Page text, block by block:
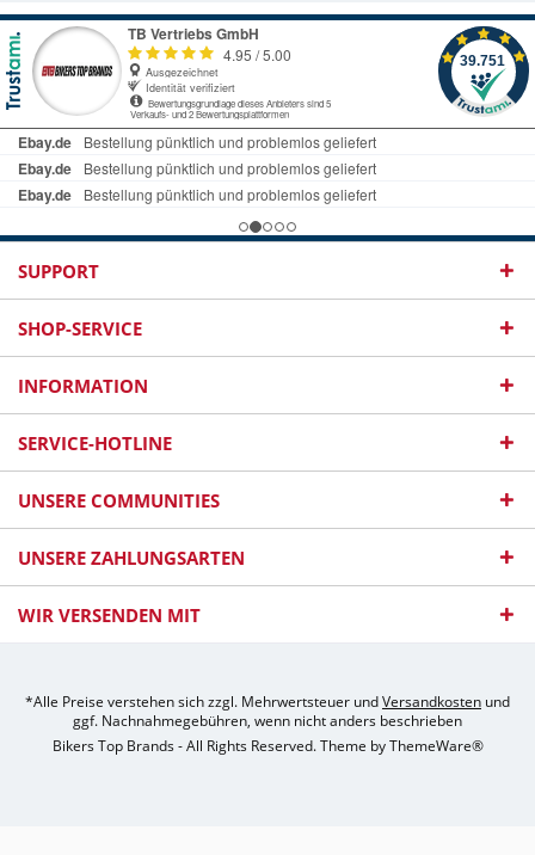
SUPPORT
SHOP-SERVICE
INFORMATION
SERVICE-HOTLINE
UNSERE COMMUNITIES
UNSERE ZAHLUNGSARTEN
WIR VERSENDEN MIT
*Alle Preise verstehen sich zzgl. Mehrwertsteuer undVersandkosten und
ggf. Nachnahmegebühren, wenn nicht anders beschrieben
Bikers Top Brands - All Rights Reserved. Theme byThemeWare®